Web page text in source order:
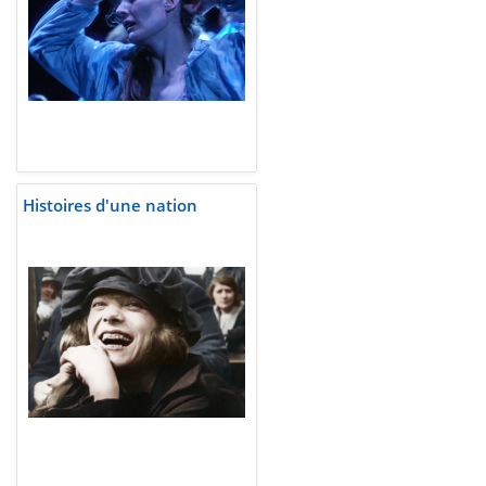
Histoires d'une nation